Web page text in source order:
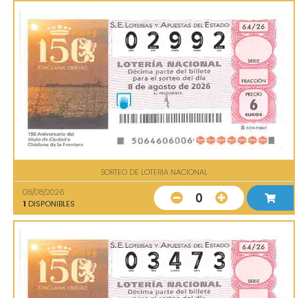
SORTEO DE LOTERIA NACIONAL
08/08/2026
1 DISPONIBLES 0